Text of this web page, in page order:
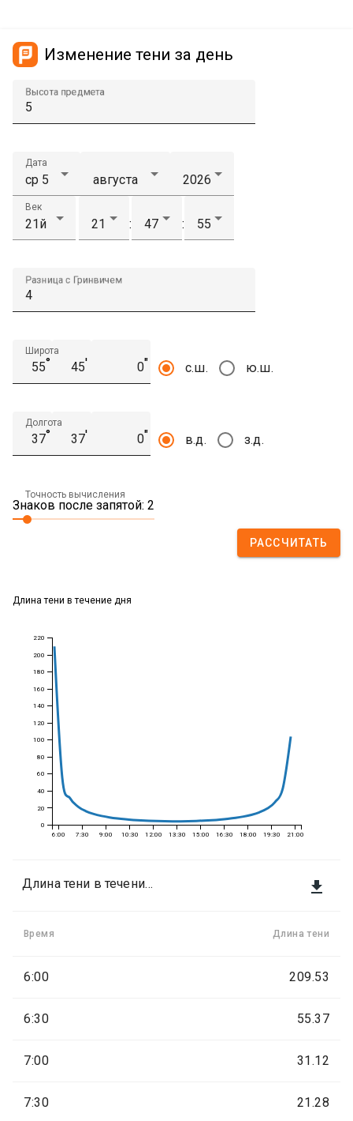
Изменение тени за день
Высота предмета
Дата
Век
: :
Разница с Гринвичем
Широта
° ′ ″ с.ш. ю.ш.
Долгота
° ′ ″ в.д. з.д.
Точность вычисления
Знаков после запятой: 2
РАССЧИТАТЬ
Длина тени в течение дня
6:00 7:30 9:00 10:30 12:00 13:30 15:00 16:30 18:00 19:30 21:00
0
20
40
60
80
100
120
140
160
180
200
220

Длина тени в течение дня
Время Длина тени
6:00 209.53
6:30 55.37
7:00 31.12
7:30 21.28